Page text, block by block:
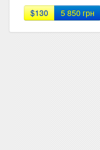
$130 5 850 грн